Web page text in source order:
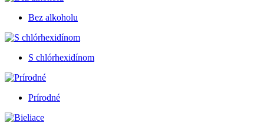
Bez alkoholu
S chlórhexidínom
Prírodné